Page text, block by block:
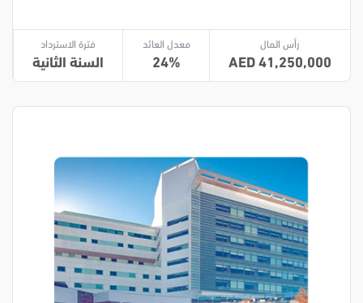
رأس المال
41,250,000
معدل العائد
24
فترة الاسترداد
السنة الثانية